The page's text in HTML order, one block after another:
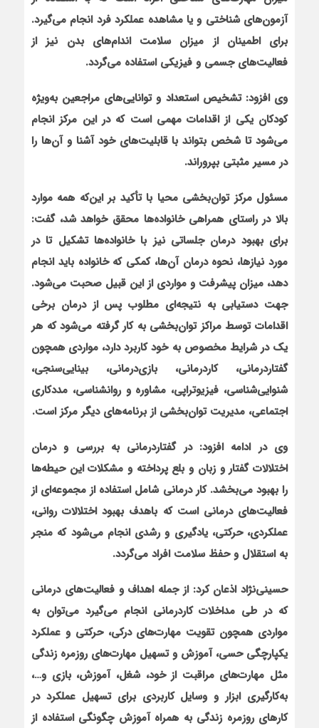
آزمون‌های شناختی و یا مشاهده عملکرد فرد انجام می‌گیرد.
برای اطمینان از میزان سلامت اندام‌های بدن نیز از
فعالیت‌های جسمی و فیزیکی استفاده می‌گردد.
وی افزود: تشخیص استعداد و توانایی‌های مراجعین به‌ویژه
کودکان یکی از اقدامات مهمی است که در این مرکز انجام
می‌شود تا شخص بتواند با قابلیت‌های خود آشنا و آن‌ها را
در مسیر مثبتی بپروراند.
مسئول مرکز توان‌بخشی محیا با تأکید بر این‌که همه موارد
بالا در راستای همراهی خانواده‌ها محقق خواهد شد، گفت:
برای بهبود درمان جلساتی نیز با خانواده‌ها تشکیل تا در
مورد نیازها، نحوه درمان آن‌ها، کمکی که خانواده باید انجام
دهد، میزان پیشرفت و مواردی از این قبیل صحبت می‌شود.
جهت دستیابی به نتیجه‌ای مطلوب پس از درمان برخی
اقدامات توسط مراکز توان‌بخشی به کار گرفته می‌شود که هر
یک در شرایط مخصوص به خود کاربرد دارد، مواردی همچون
گفتاردرمانی، کاردرمانی، بازی‌درمانی، بینایی‌سنجی،
شنوایی‌شناسی، فیزیوتراپی، مشاوره و روانشناسی، مددکاری
اجتماعی، مدیریت توان‌بخشی از برنامه‌های دیگر مرکز است.
وی در ادامه افزود: در گفتاردرمانی به بررسی و درمان
اختلالات گفتار و زبان و بلع پرداخته و مشکلات این حیطه‌ها
را بهبود می‌بخشد. کار درمانی شامل استفاده از مجموعه‌ای از
فعالیت‌های درمانی است که باهدف بهبود اختلالات روانی،
عملکردی، حرکتی، یادگیری و رشدی انجام می‌شود که منجر
به استقلال و حفظ سلامت افراد می‌گردد.
حسینی‌نژاد اذعان کرد: از جمله اهداف و فعالیت‌های درمانی
که در طی مداخلات کاردرمانی انجام می‌گیرد می‌توان به
مواردی همچون تقویت مهارت‌های درکی، حرکتی و عملکرد
یکپارچگی حسی، آموزش و تسهیل مهارت‌های روزمره زندگی
مثل مهارت‌های مراقبت از خود، شغل، آموزش، بازی و…،
به‌کارگیری ابزار و وسایل کاربردی برای تسهیل عملکرد در
کارهای روزمره زندگی به همراه آموزش چگونگی استفاده از